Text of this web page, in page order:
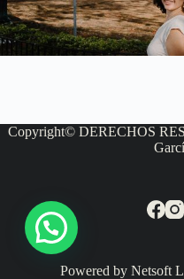
Copyright© DERECHOS
Powered by Netsoft